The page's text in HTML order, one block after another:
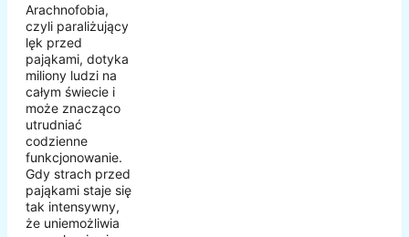
Arachnofobia,
czyli paraliżujący
lęk przed
pająkami, dotyka
miliony ludzi na
całym świecie i
może znacząco
utrudniać
codzienne
funkcjonowanie.
Gdy strach przed
pająkami staje się
tak intensywny,
że uniemożliwia